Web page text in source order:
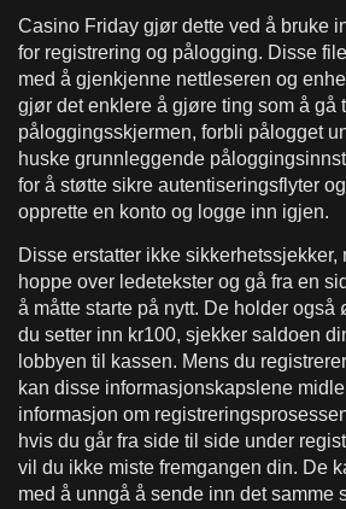
Casino Friday gjør dette ved å bruke
for registrering og pålogging. Disse
med å gjenkjenne nettleseren og
gjør det enklere å gjøre ting som å gå
påloggingsskjermen, forbli pålogget
huske grunnleggende
for å støtte sikre autentiseringsflyter
opprette en konto og logge inn igjen.
Disse erstatter ikke sikkerhetssjekker,
hoppe over ledetekster og gå fra en
å måtte starte på nytt. De holder også
du setter inn kr100, sjekker saldoen
lobbyen til kassen. Mens du
kan disse informasjonskapslene
informasjon om
hvis du går fra side til side under
vil du ikke miste fremgangen din. De
med å unngå å sende inn det samme